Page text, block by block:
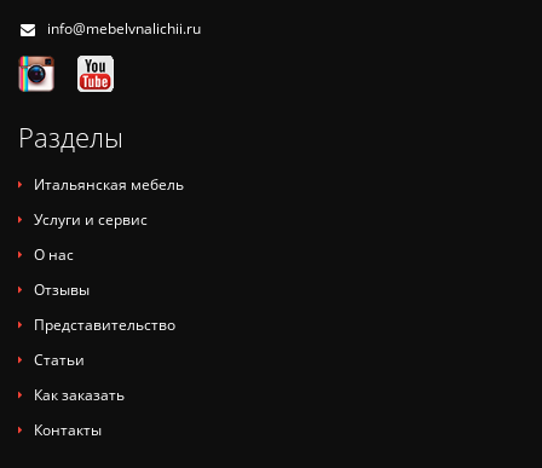
info@mebelvnalichii.ru
Разделы
Итальянская мебель
Услуги и сервис
О нас
Отзывы
Представительство
Статьи
Как заказать
Контакты